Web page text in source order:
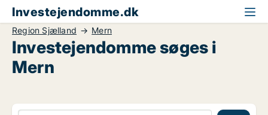
Investejendomme.dk
Region Sjælland Mern
Investejendomme søges i
Mern